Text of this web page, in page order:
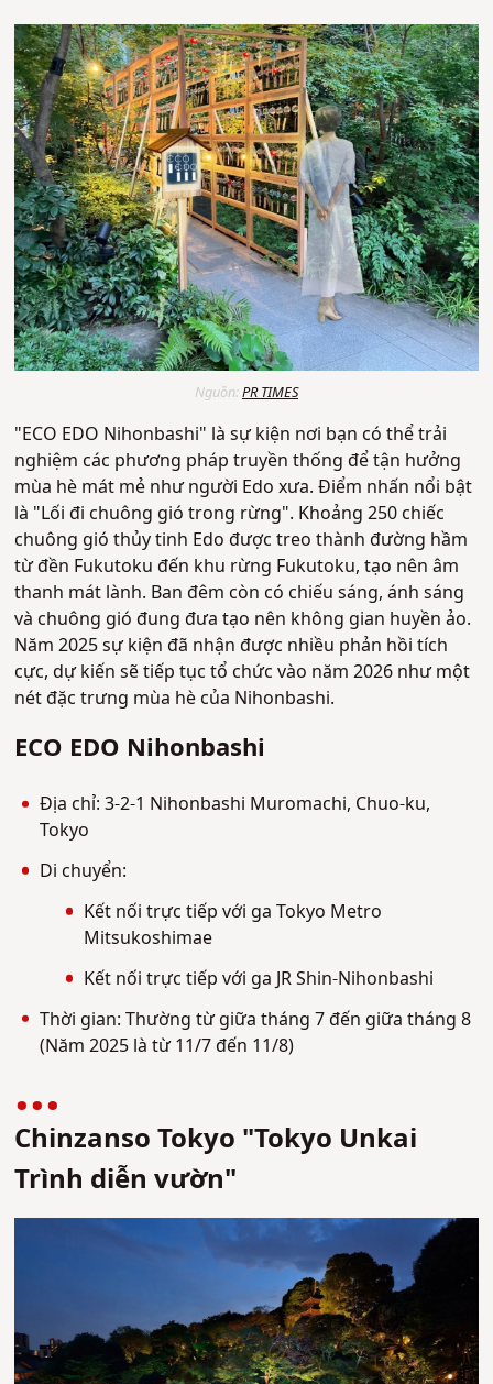
Nguồn:PR TIMES
"ECO EDO Nihonbashi" là sự kiện nơi bạn có thể trải
nghiệm các phương pháp truyền thống để tận hưởng
mùa hè mát mẻ như người Edo xưa. Điểm nhấn nổi bật
là "Lối đi chuông gió trong rừng". Khoảng 250 chiếc
chuông gió thủy tinh Edo được treo thành đường hầm
từ đền Fukutoku đến khu rừng Fukutoku, tạo nên âm
thanh mát lành. Ban đêm còn có chiếu sáng, ánh sáng
và chuông gió đung đưa tạo nên không gian huyền ảo.
Năm 2025 sự kiện đã nhận được nhiều phản hồi tích
cực, dự kiến sẽ tiếp tục tổ chức vào năm 2026 như một
nét đặc trưng mùa hè của Nihonbashi.
ECO EDO Nihonbashi
Địa chỉ: 3-2-1 Nihonbashi Muromachi, Chuo-ku,
Tokyo
Di chuyển:
Kết nối trực tiếp với ga Tokyo Metro
Mitsukoshimae
Kết nối trực tiếp với ga JR Shin-Nihonbashi
Thời gian: Thường từ giữa tháng 7 đến giữa tháng 8
(Năm 2025 là từ 11/7 đến 11/8)
Chinzanso Tokyo "Tokyo Unkai
Trình diễn vườn"